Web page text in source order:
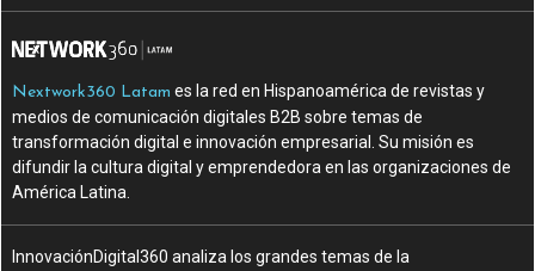
Nextwork360 Latam es la red en Hispanoamérica de revistas y
medios de comunicación digitales B2B sobre temas de
transformación digital e innovación empresarial. Su misión es
difundir la cultura digital y emprendedora en las organizaciones de
América Latina.
InnovaciónDigital360 analiza los grandes temas de la